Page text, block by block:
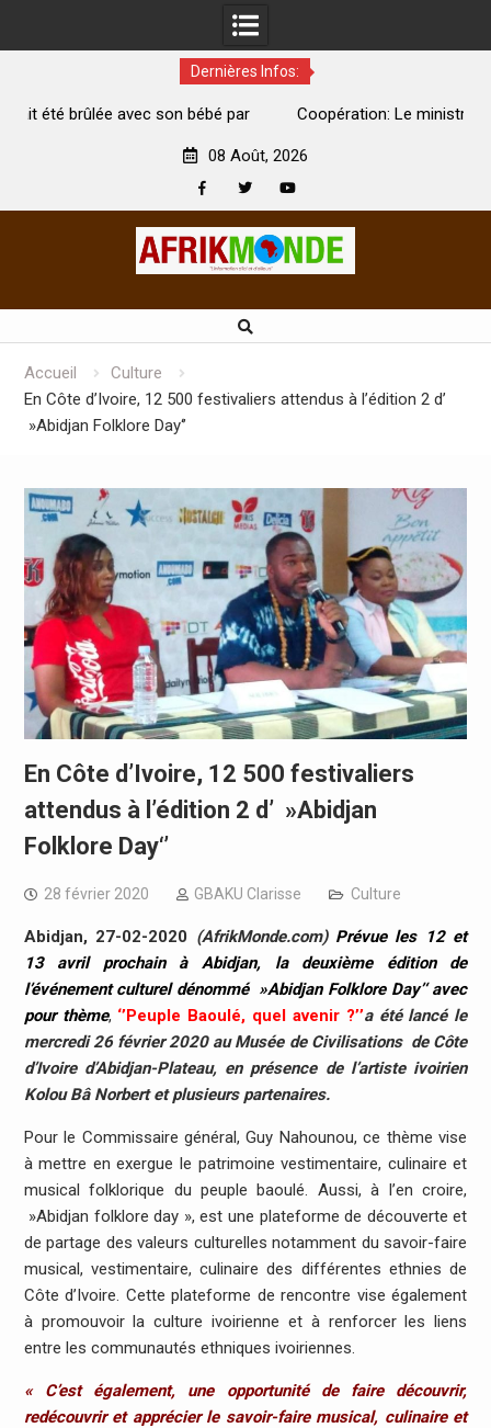
Dernières Infos:
Coopération: Le ministre Indien Kirti Vardhan Singh à
08 Août, 2026
Accueil
Culture
En Côte d’Ivoire, 12 500 festivaliers attendus à l’édition 2 d’
»Abidjan Folklore Day‘’
En Côte d’Ivoire, 12 500 festivaliers
attendus à l’édition 2 d’ »Abidjan
Folklore Day‘’
28 février 2020 GBAKU Clarisse Culture
Abidjan, 27-02-2020 (AfrikMonde.com) Prévue les 12 et
13 avril prochain à Abidjan, la deuxième édition de
l’événement culturel dénommé »Abidjan Folklore Day’‘ avec
pour thème, ‘’Peuple Baoulé, quel avenir ?’’a été lancé le
mercredi 26 février 2020 au Musée de Civilisations de Côte
d’Ivoire d’Abidjan-Plateau, en présence de l’artiste ivoirien
Kolou Bâ Norbert et plusieurs partenaires.
Pour le Commissaire général, Guy Nahounou, ce thème vise
à mettre en exergue le patrimoine vestimentaire, culinaire et
musical folklorique du peuple baoulé. Aussi, à l’en croire,
»Abidjan folklore day », est une plateforme de découverte et
de partage des valeurs culturelles notamment du savoir-faire
musical, vestimentaire, culinaire des différentes ethnies de
Côte d’Ivoire. Cette plateforme de rencontre vise également
à promouvoir la culture ivoirienne et à renforcer les liens
entre les communautés ethniques ivoiriennes.
« C’est également, une opportunité de faire découvrir,
redécouvrir et apprécier le savoir-faire musical, culinaire et